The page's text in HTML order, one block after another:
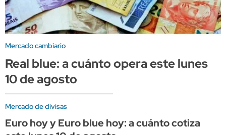
Mercado cambiario
Real blue: a cuánto opera este lunes
10 de agosto
Mercado de divisas
Euro hoy y Euro blue hoy: a cuánto cotiza